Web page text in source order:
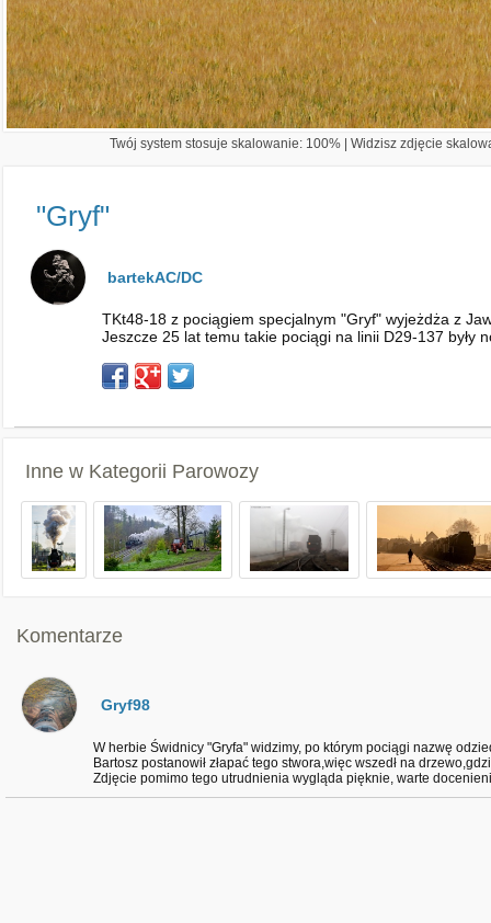
Twój system stosuje skalowanie: 100% | Widzisz zdjęcie
"Gryf"
bartekAC/DC
TKt48-18 z pociągiem specjalnym "Gryf" wyjeżdża z
Jeszcze 25 lat temu takie pociągi na linii D29-137 były
Inne w Kategorii Parowozy
Komentarze
Gryf98
W herbie Świdnicy "Gryfa" widzimy, po którym pociągi nazwę
Bartosz postanowił złapać tego stwora,więc wszedł na
Zdjęcie pomimo tego utrudnienia wygląda pięknie, warte